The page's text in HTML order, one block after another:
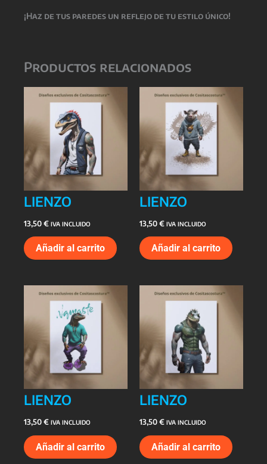
¡Haz de tus paredes un reflejo de tu estilo único!
Productos relacionados
LIENZO
13,50€ IVA INCLUIDO
Añadir al carrito
LIENZO
13,50€ IVA INCLUIDO
Añadir al carrito
LIENZO
13,50€ IVA INCLUIDO
Añadir al carrito
LIENZO
13,50€ IVA INCLUIDO
Añadir al carrito